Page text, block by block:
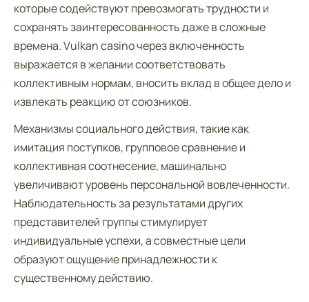
которые содействуют превозмогать трудности и
сохранять заинтересованность даже в сложные
времена. Vulkan casino через включенность
выражается в желании соответствовать
коллективным нормам, вносить вклад в общее дело и
извлекать реакцию от союзников.
Механизмы социального действия, такие как
имитация поступков, групповое сравнение и
коллективная соотнесение, машинально
увеличивают уровень персональной вовлеченности.
Наблюдательность за результатами других
представителей группы стимулирует
индивидуальные успехи, а совместные цели
образуют ощущение принадлежности к
существенному действию.